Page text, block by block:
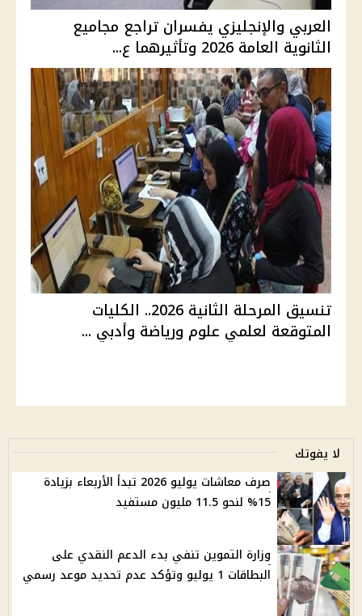
العربي والإنجليزي يفسران تراجع مجاميع
الثانوية العامة 2026 وتأثيرهما ع...
تنسيق المرحلة الثانية 2026.. الكليات
المتوقعة لعلمي علوم ورياضة وأدبي ...
لا يفوتك
صرف معاشات يوليو 2026 تبدأ الأربعاء بزيادة
15% لنحو 11.5 مليون مستفيد
وزارة التموين تنفي بدء الدعم النقدي على
البطاقات 1 يوليو وتؤكد عدم تحديد موعد رسمي